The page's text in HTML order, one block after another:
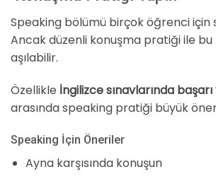
Speaking bölümü birçok öğrenci için
Ancak düzenli konuşma pratiği ile
aşılabilir.
Özellikle İngilizce sınavlarında
arasında speaking pratiği büyük
Speaking İçin Öneriler
Ayna karşısında konuşun